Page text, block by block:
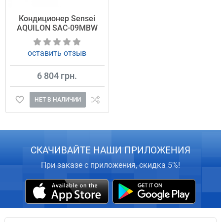
Кондиционер Sensei
AQUILON SAC-09MBW
оставить отзыв
6 804 грн.
НЕТ В НАЛИЧИИ
СКАЧИВАЙТЕ НАШИ ПРИЛОЖЕНИЯ
При заказе с приложения, скидка 5%!